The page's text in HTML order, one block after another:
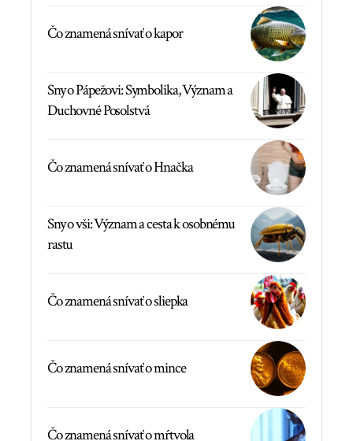
Čo znamená snívať o kapor
Sny o Pápežovi: Symbolika, Význam a
Duchovné Posolstvá
Čo znamená snívať o Hnačka
Sny o vši: Význam a cesta k osobnému
rastu
Čo znamená snívať o sliepka
Čo znamená snívať o mince
Čo znamená snívať o mŕtvola